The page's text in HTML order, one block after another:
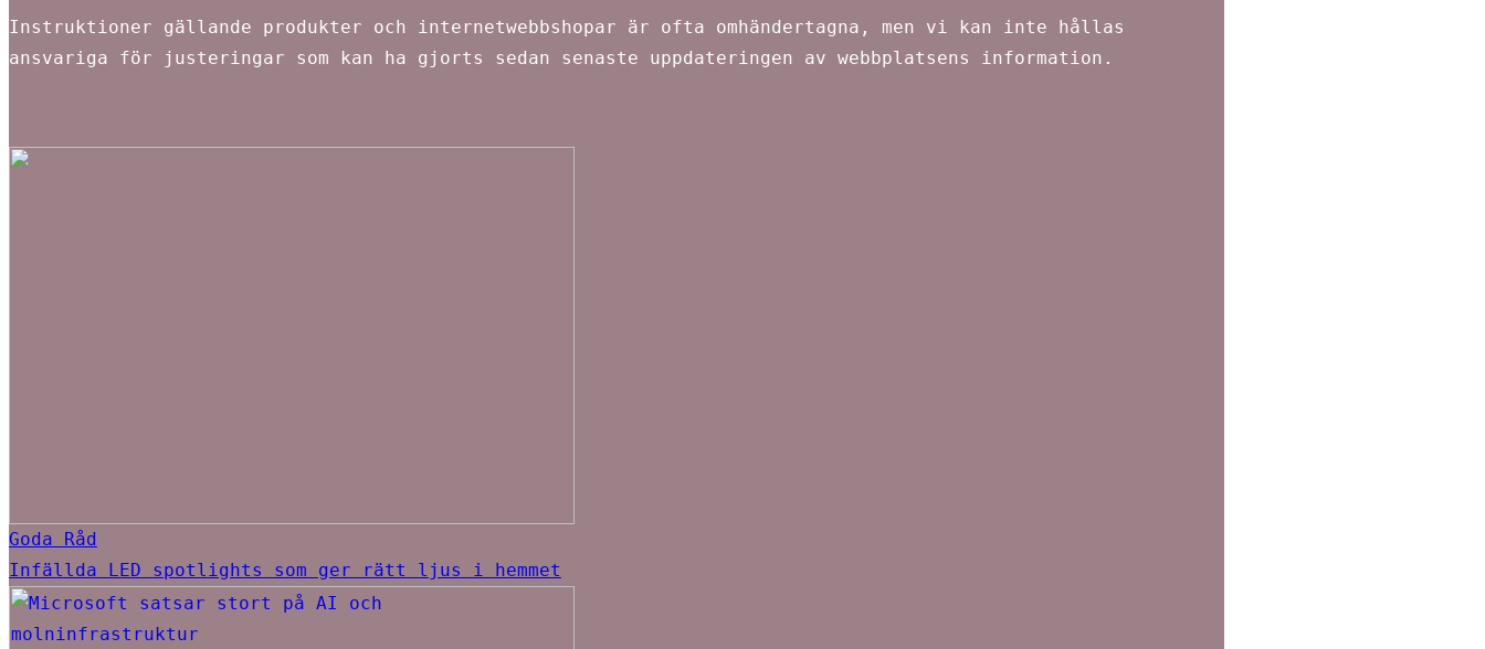
Instruktioner gällande produkter och internetwebbshopar är ofta omhändertagna, men vi kan inte hållas
ansvariga för justeringar som kan ha gjorts sedan senaste uppdateringen av webbplatsens information.
Goda Råd
Infällda LED spotlights som ger rätt ljus i hemmet